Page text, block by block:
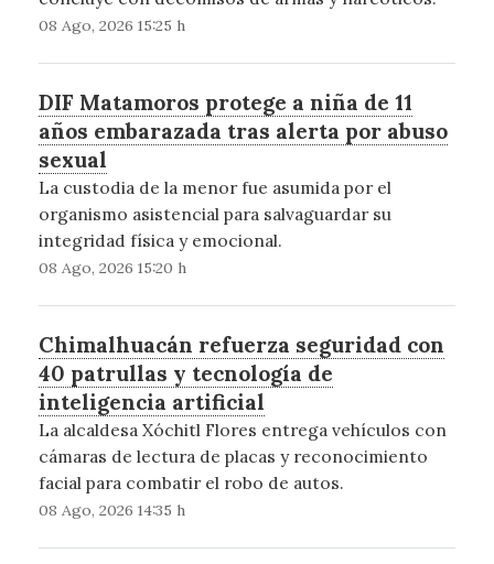
08 Ago, 2026 15:25 h
DIF Matamoros protege a niña de 11
años embarazada tras alerta por abuso
sexual
La custodia de la menor fue asumida por el
organismo asistencial para salvaguardar su
integridad física y emocional.
08 Ago, 2026 15:20 h
Chimalhuacán refuerza seguridad con
40 patrullas y tecnología de
inteligencia artificial
La alcaldesa Xóchitl Flores entrega vehículos con
cámaras de lectura de placas y reconocimiento
facial para combatir el robo de autos.
08 Ago, 2026 14:35 h